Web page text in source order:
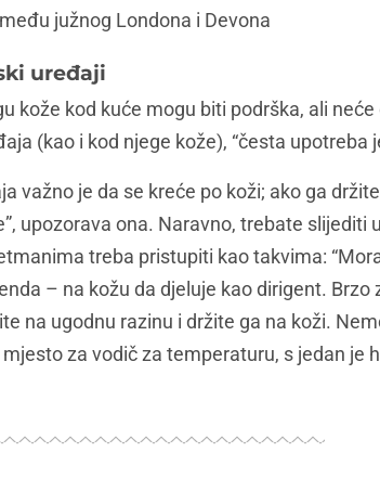
južnog Londona i Devona
uređaji
kože kod kuće mogu biti podrška, ali
(kao i kod njege kože), “česta upotreba
važno je da se kreće po koži; ako ga
upozorava ona. Naravno, trebate slijediti
treba pristupiti kao takvima:
– na kožu da djeluje kao dirigent. Brzo
na ugodnu razinu i držite ga na koži.
za vodič za temperaturu, s jedan je